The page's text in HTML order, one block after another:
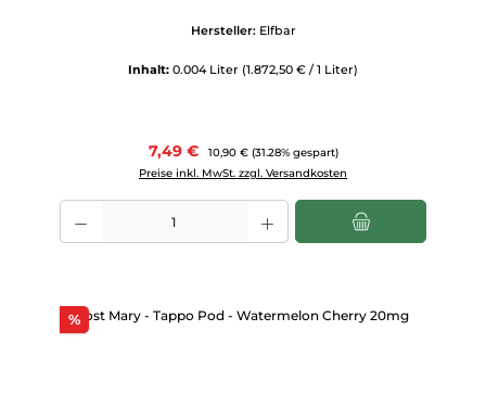
Hersteller: Elfbar
Inhalt: 0.004 Liter (1.872,50 € / 1 Liter)
Verkaufspreis:
7,49 € Regulärer Preis:
10,90 € (31.28% gespart)
Preise inkl. MwSt. zzgl. Versandkosten
Produkt Anzahl: Gib den gewünschten Wert ein oder benutze die
%Rabatt